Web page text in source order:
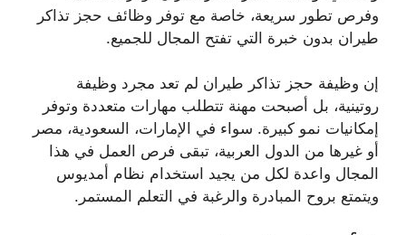
وفرص تطور سريعة، خاصة مع توفر وظائف حجز تذاكر
طيران بدون خبرة التي تفتح المجال للجميع.
إن وظيفة حجز تذاكر طيران لم تعد مجرد وظيفة
روتينية، بل أصبحت مهنة تتطلب مهارات متعددة وتوفر
إمكانيات نمو كبيرة. سواء في الإمارات، السعودية، مصر
أو غيرها من الدول العربية، تبقى فرص العمل في هذا
المجال واعدة لكل من يجيد استخدام نظام أمديوس
ويتمتع بروح المبادرة والرغبة في التعلم المستمر.